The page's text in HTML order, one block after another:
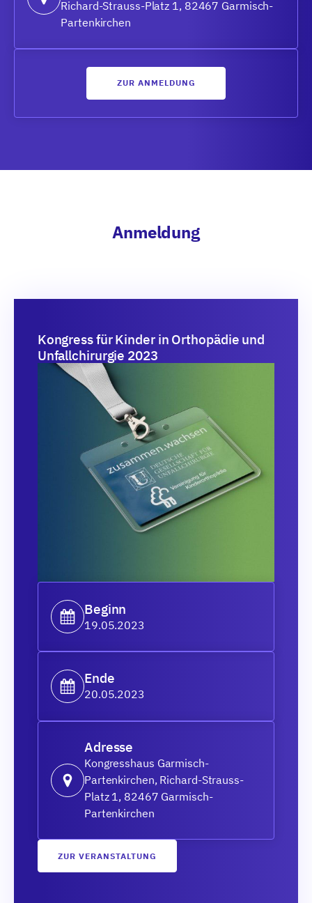
Richard-Strauss-Platz 1, 82467 Garmisch-
Partenkirchen
ZUR ANMELDUNG
Anmeldung
Kongress für Kinder in Orthopädie und
Unfallchirurgie 2023
Beginn
19.05.2023
Ende
20.05.2023
Adresse
Kongresshaus Garmisch-
Partenkirchen, Richard-Strauss-
Platz 1, 82467 Garmisch-
Partenkirchen
ZUR VERANSTALTUNG